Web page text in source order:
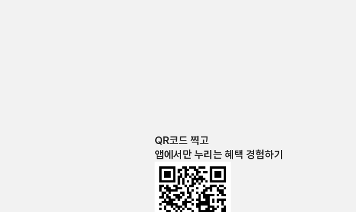
QR코드 찍고
앱에서만 누리는 혜택 경험하기